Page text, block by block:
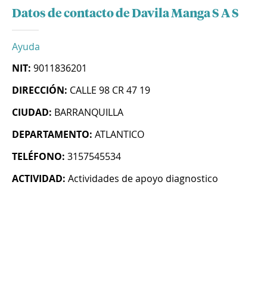
Datos de contacto de Davila Manga S A S
Ayuda
NIT: 9011836201
DIRECCIÓN: CALLE 98 CR 47 19
CIUDAD: BARRANQUILLA
DEPARTAMENTO: ATLANTICO
TELÉFONO: 3157545534
ACTIVIDAD: Actividades de apoyo diagnostico